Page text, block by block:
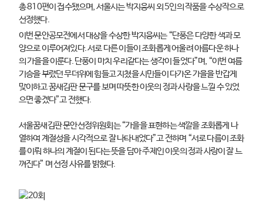
총 810편이 접수됐으며, 서울시는 박지웅씨 외 5인의 작품을 수상작으로
선정했다.
이번 문안공모전에서 대상을 수상한 박지웅씨는 “단풍은 다양한 색과 모
양으로 이루어져있다. 서로 다른 이들이 조화롭게 어울려 아름다운 하나
의 가을을 이룬다. 단풍이 마치 우리같다는 생각이 들었다”며, “이번 여름
기승을 부렸던 무더위에 힘들고 지쳤을 시민들이 다가온 가을을 반갑게
맞이하고 꿈새김판 문구를 보며 따뜻한 이웃의 정과 사랑을 느낄 수 있었
으면 좋겠다”고 전했다.
서울꿈새김판 문안선정위원회는 “가을을 표현하는 색깔을 조화롭게 나
열하여 계절성을 시각적으로 잘 나타내었다”고 전하며 “서로 다름이 조화
를 이뤄 하나의 계절이 된다는 뜻을 담아 주제인 이웃의 정과 사랑이 잘 느
껴진다” 며 선정 사유를 밝혔다.